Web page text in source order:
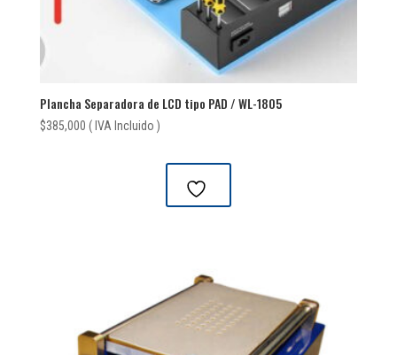
Plancha Separadora de LCD tipo PAD / WL-1805
$385,000 ( IVA Incluido )